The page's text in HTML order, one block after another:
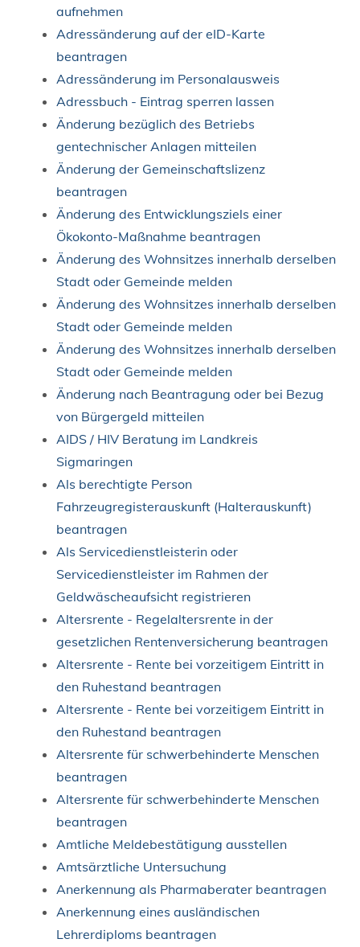
aufnehmen
Adressänderung auf der eID-Karte
beantragen
Adressänderung im Personalausweis
Adressbuch - Eintrag sperren lassen
Änderung bezüglich des Betriebs
gentechnischer Anlagen mitteilen
Änderung der Gemeinschaftslizenz
beantragen
Änderung des Entwicklungsziels einer
Ökokonto-Maßnahme beantragen
Änderung des Wohnsitzes innerhalb derselben
Stadt oder Gemeinde melden
Änderung des Wohnsitzes innerhalb derselben
Stadt oder Gemeinde melden
Änderung des Wohnsitzes innerhalb derselben
Stadt oder Gemeinde melden
Änderung nach Beantragung oder bei Bezug
von Bürgergeld mitteilen
AIDS / HIV Beratung im Landkreis
Sigmaringen
Als berechtigte Person
Fahrzeugregisterauskunft (Halterauskunft)
beantragen
Als Servicedienstleisterin oder
Servicedienstleister im Rahmen der
Geldwäscheaufsicht registrieren
Altersrente - Regelaltersrente in der
gesetzlichen Rentenversicherung beantragen
Altersrente - Rente bei vorzeitigem Eintritt in
den Ruhestand beantragen
Altersrente - Rente bei vorzeitigem Eintritt in
den Ruhestand beantragen
Altersrente für schwerbehinderte Menschen
beantragen
Altersrente für schwerbehinderte Menschen
beantragen
Amtliche Meldebestätigung ausstellen
Amtsärztliche Untersuchung
Anerkennung als Pharmaberater beantragen
Anerkennung eines ausländischen
Lehrerdiploms beantragen